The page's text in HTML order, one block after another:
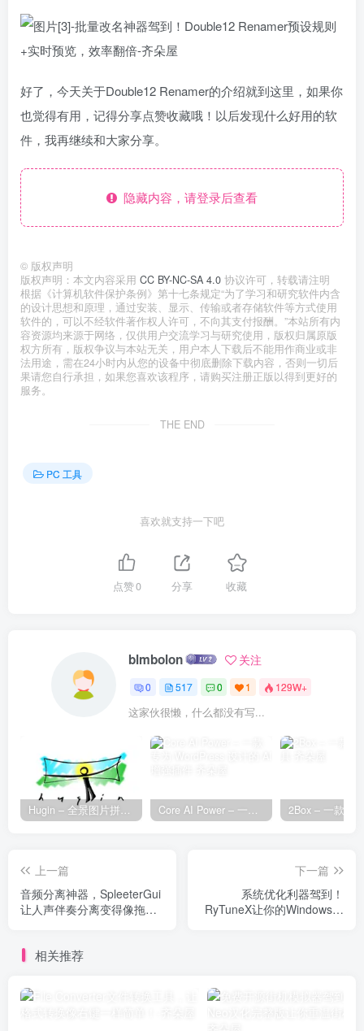
好了，今天关于Double12 Renamer的介绍就到这里，如果你
也觉得有用，记得分享点赞收藏哦！以后发现什么好用的软
件，我再继续和大家分享。
隐藏内容，请登录后查看
© 版权声明
版权声明：本文内容采用 CC BY-NC-SA 4.0 协议许可，转载请注明
根据《计算机软件保护条例》第十七条规定“为了学习和研究软件内含
的设计思想和原理，通过安装、显示、传输或者存储软件等方式使用
软件的，可以不经软件著作权人许可，不向其支付报酬。”本站所有内
容资源均来源于网络，仅供用户交流学习与研究使用，版权归属原版
权方所有，版权争议与本站无关，用户本人下载后不能用作商业或非
法用途，需在24小时内从您的设备中彻底删除下载内容，否则一切后
果请您自行承担，如果您喜欢该程序，请购买注册正版以得到更好的
服务。
THE END
PC 工具
喜欢就支持一下吧
点赞0 分享 收藏
blmbolon 关注
0 517 0 1 129W+
这家伙很懒，什么都没有写...
Hugin – 全景图片拼接工具 Core AI Power – 一款专为 WordPress 设计的 AI 增强插件
上一篇
音频分离神器，SpleeterGui
让人声伴奏分离变得像拖文
下一篇
系统优化利器驾到！
RyTuneX让你的Windows告
相关推荐